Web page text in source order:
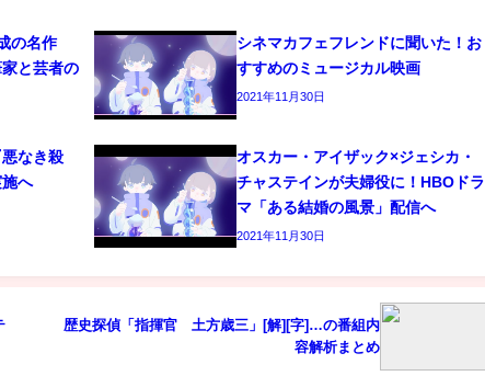
の名作
家と芸者の
シネマカフェフレンドに聞いた！お
すすめのミュージカル映画
2021年11月30日
なき殺
施へ
オスカー・アイザック×ジェシカ・
チャステインが夫婦役に！HBOドラ
マ「ある結婚の風景」配信へ
2021年11月30日
歴史探偵「指揮官 土方歳三」[解][字]…の番組内
容解析まとめ